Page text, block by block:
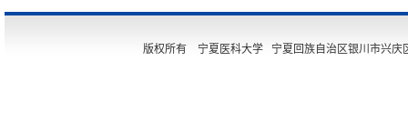
版权所有 宁夏医科大学 宁夏回族自治区银川市兴庆